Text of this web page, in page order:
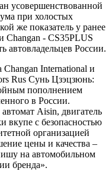
усовершенствованной
при холостых
же показатель у ранее
- CS35PLUS
автовладельцев России.
Changan International и
Rus Сунь Цзэцзюнь:
пополнением
в России.
Aisin, двигатель
вкупе с безопасностью
организацией
цены и качества –
на автомобильном
бренда».